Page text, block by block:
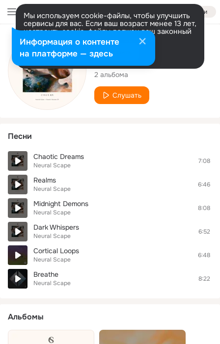
Войти
Мы используем cookie-файлы, чтобы улучшить
сервисы для вас. Если ваш возраст менее 13 лет,
настроить cookie-файлы должен ваш законный
представитель. Больше информации
Разрешить все Настроить
Исполнитель
Neural Scape
2 альбома
Слушать
Песни
Chaotic Dreams
Neural Scape
7:08
Realms
Neural Scape
6:46
Midnight Demons
Neural Scape
8:08
Dark Whispers
Neural Scape
6:52
Cortical Loops
Neural Scape
6:48
Breathe
Neural Scape
8:22
Альбомы
Информация о контенте
на платформе — здесь